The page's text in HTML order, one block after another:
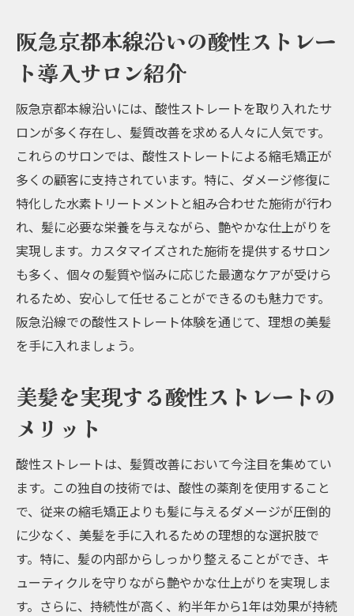
ダメージヘアの修復に効果的な酸性ストレ
ート
酸性ストレートと他のストレート技術の違
い
美髪を実現するための酸性ストレートの方
法
髪のダメージを最小化する施術のポイント
お客様の声：酸性ストレートで髪質改善成
功例
水素トリートメントと酸性ストレートの組み合
わせで最強のヘアケア
水素トリートメントの効果とその仕組み
酸性ストレートと水素トリートメントの同
最強のヘアケアを実現する施術プラン
髪質改善に必要なケアとその重要性
サロンで受けられる最高のケアメニュー
阪急沿線一番の髪質改善酸性ストレートで手に
入れる艶やかな髪
阪急沿線で評判の髪質改善サロン
艶やかな髪を実現する酸性ストレートのポ
イント
阪急京都本線沿いの酸性ストレー
ト導入サロン紹介
阪急京都本線沿いには、酸性ストレートを取り入れたサ
ロンが多く存在し、髪質改善を求める人々に人気です。
これらのサロンでは、酸性ストレートによる縮毛矯正が
多くの顧客に支持されています。特に、ダメージ修復に
特化した水素トリートメントと組み合わせた施術が行わ
れ、髪に必要な栄養を与えながら、艶やかな仕上がりを
実現します。カスタマイズされた施術を提供するサロン
も多く、個々の髪質や悩みに応じた最適なケアが受けら
れるため、安心して任せることができるのも魅力です。
阪急沿線での酸性ストレート体験を通じて、理想の美髪
を手に入れましょう。
美髪を実現する酸性ストレートの
メリット
酸性ストレートは、髪質改善において今注目を集めてい
ます。この独自の技術では、酸性の薬剤を使用すること
で、従来の縮毛矯正よりも髪に与えるダメージが圧倒的
に少なく、美髪を手に入れるための理想的な選択肢で
す。特に、髪の内部からしっかり整えることができ、キ
ューティクルを守りながら艶やかな仕上がりを実現しま
す。さらに、持続性が高く、約半年から1年は効果が持続